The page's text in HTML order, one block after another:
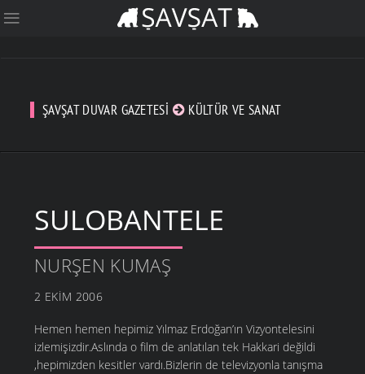
ŞAVŞAT DUVAR GAZETESI KÜLTÜR VE SANAT
SULOBANTELE
NURŞEN KUMAŞ
2 EKIM 2006
Hemen hemen hepimiz Yılmaz Erdoğan’ın Vizyontelesini
izlemişizdir.Aslında o film de anlatılan tek Hakkari değildi
,hepimizden kesitler vardı.Bizlerin de televizyonla tanışma